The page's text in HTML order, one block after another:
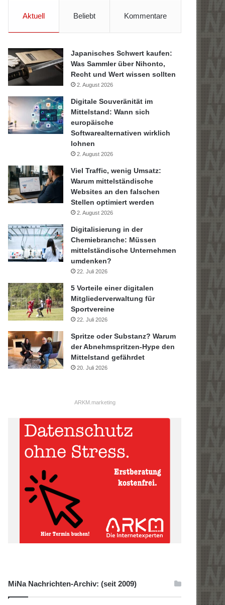
Aktuell Beliebt Kommentare
Japanisches Schwert kaufen:
Was Sammler über Nihonto,
Recht und Wert wissen sollten
2. August 2026
Digitale Souveränität im
Mittelstand: Wann sich
europäische
Softwarealternativen wirklich
lohnen
2. August 2026
Viel Traffic, wenig Umsatz:
Warum mittelständische
Websites an den falschen
Stellen optimiert werden
2. August 2026
Digitalisierung in der
Chemiebranche: Müssen
mittelständische Unternehmen
umdenken?
22. Juli 2026
5 Vorteile einer digitalen
Mitgliederverwaltung für
Sportvereine
22. Juli 2026
Spritze oder Substanz? Warum
der Abnehmspritzen-Hype den
Mittelstand gefährdet
20. Juli 2026
ARKM.marketing
MiNa Nachrichten-Archiv: (seit 2009)